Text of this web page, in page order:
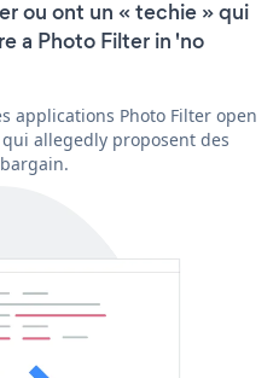
ou ont un « techie » qui
a Photo Filter in 'no
applications Photo Filter open
allegedly proposent des